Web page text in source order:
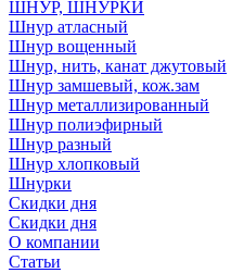
ШНУР, ШНУРКИ
Шнур атласный
Шнур вощенный
Шнур, нить, канат джутовый
Шнур замшевый, кож.зам
Шнур металлизированный
Шнур полиэфирный
Шнур разный
Шнур хлопковый
Шнурки
Скидки дня
Скидки дня
О компании
Статьи